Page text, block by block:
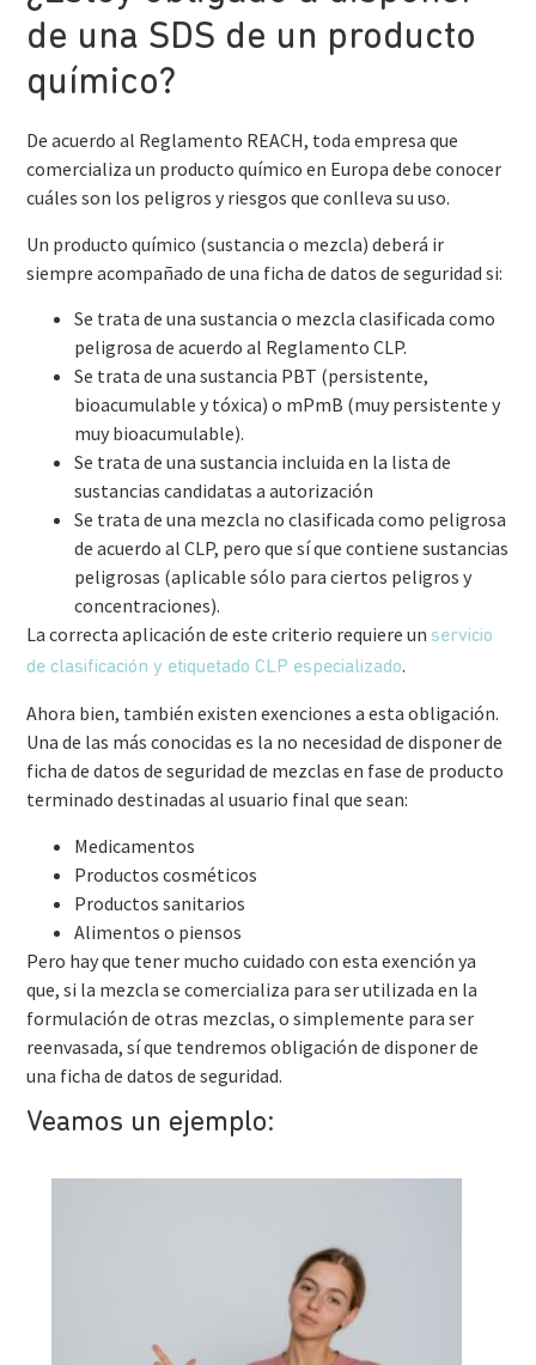
de una SDS de un producto
químico?
De acuerdo al Reglamento REACH, toda empresa que
comercializa un producto químico en Europa debe conocer
cuáles son los peligros y riesgos que conlleva su uso.
Un producto químico (sustancia o mezcla) deberá ir
siempre acompañado de una ficha de datos de seguridad si:
Se trata de una sustancia o mezcla clasificada como
peligrosa de acuerdo al Reglamento CLP.
Se trata de una sustancia PBT (persistente,
bioacumulable y tóxica) o mPmB (muy persistente y
muy bioacumulable).
Se trata de una sustancia incluida en la lista de
sustancias candidatas a autorización
Se trata de una mezcla no clasificada como peligrosa
de acuerdo al CLP, pero que sí que contiene sustancias
peligrosas (aplicable sólo para ciertos peligros y
concentraciones).
La correcta aplicación de este criterio requiere un servicio
de clasificación y etiquetado CLP especializado.
Ahora bien, también existen exenciones a esta obligación.
Una de las más conocidas es la no necesidad de disponer de
ficha de datos de seguridad de mezclas en fase de producto
terminado destinadas al usuario final que sean:
Medicamentos
Productos cosméticos
Productos sanitarios
Alimentos o piensos
Pero hay que tener mucho cuidado con esta exención ya
que, si la mezcla se comercializa para ser utilizada en la
formulación de otras mezclas, o simplemente para ser
reenvasada, sí que tendremos obligación de disponer de
una ficha de datos de seguridad.
Veamos un ejemplo: